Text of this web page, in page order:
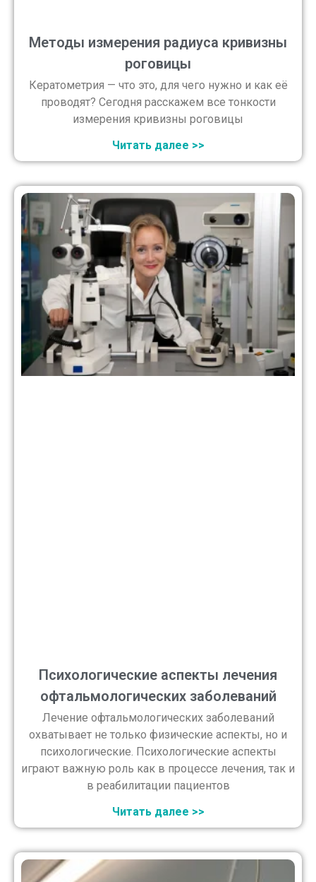
Методы измерения радиуса кривизны
роговицы
Кератометрия — что это, для чего нужно и как её
проводят? Сегодня расскажем все тонкости
измерения кривизны роговицы
Читать далее >>
Психологические аспекты лечения
офтальмологических заболеваний
Лечение офтальмологических заболеваний
охватывает не только физические аспекты, но и
психологические. Психологические аспекты
играют важную роль как в процессе лечения, так и
в реабилитации пациентов
Читать далее >>